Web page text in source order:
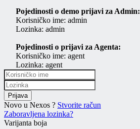
Pojedinosti o demo prijavi za Admin:
Korisničko ime: admin
Lozinka: admin
Pojedinosti o prijavi za Agenta:
Korisničko ime: agent
Lozinka: agent
Prijava
Novo u Nexos ? Stvorite račun
Zaboravljena lozinka?
Varijanta boja